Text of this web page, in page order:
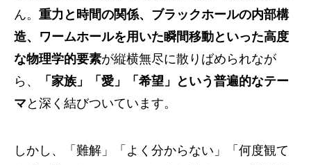
ん。 重力と時間の関係、ブラックホールの内部構
造、ワームホールを用いた瞬間移動といった高度
な物理学的要素が縦横無尽に散りばめられなが
ら、
「家族」「愛」「希望」という普遍的なテー
マ と深く結びついています。
しかし、「難解」「よく分からない」「何度観て